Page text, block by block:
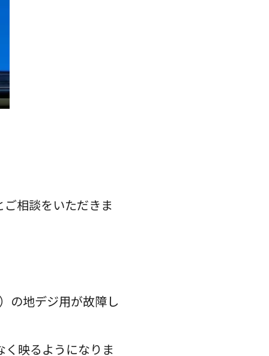
相談をいただきま
の地デジ用が故障し
映るようになりま